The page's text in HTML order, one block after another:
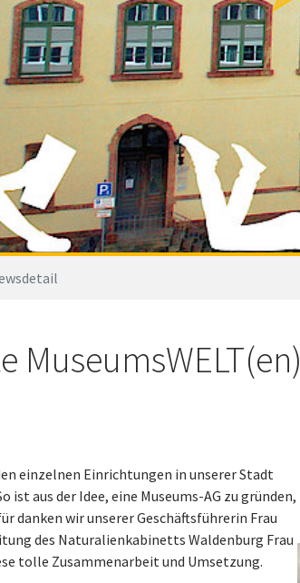
MuseumsWELT(en)
einzelnen Einrichtungen in unserer Stadt
ist aus der Idee, eine Museums-AG zu gründen,
danken wir unserer Geschäftsführerin Frau
des Naturalienkabinetts Waldenburg Frau
tolle Zusammenarbeit und Umsetzung.